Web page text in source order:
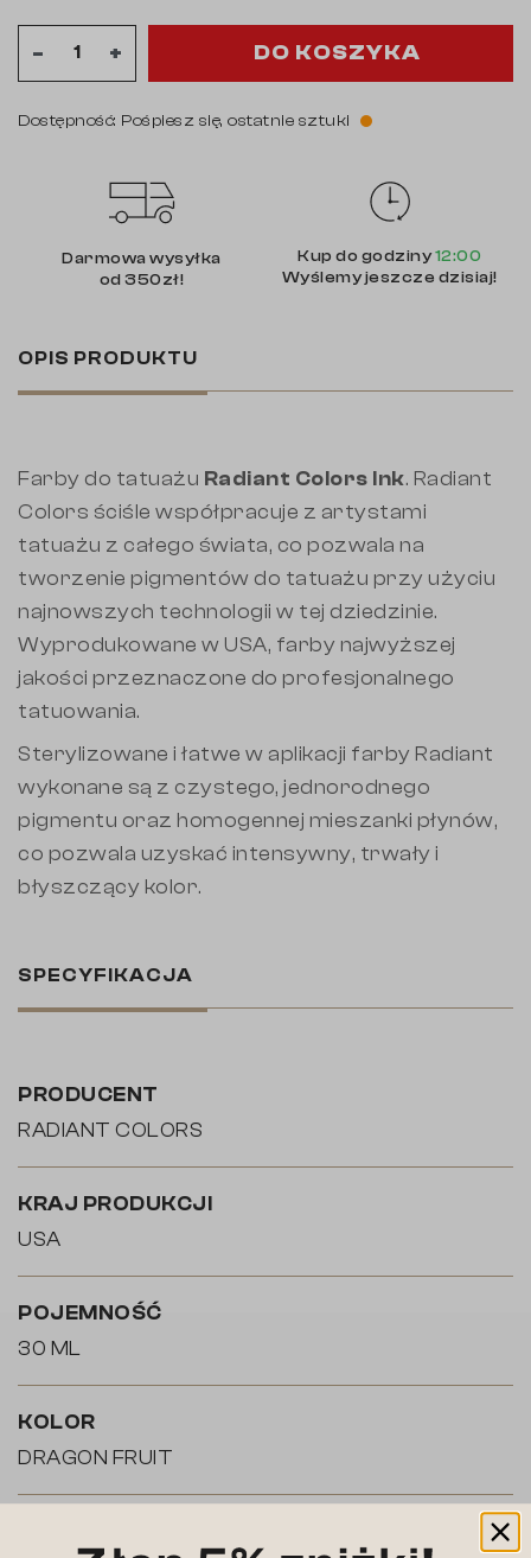
Dostępność: Pośpiesz się, ostatnie sztuki
- + DO KOSZYKA
Darmowa wysyłka
od 350zł!
Kup do godziny12:00
Wyślemy jeszcze dzisiaj!
OPIS PRODUKTU
Farby do tatuażu Radiant Colors Ink. Radiant
Colors ściśle współpracuje z artystami
tatuażu z całego świata, co pozwala na
tworzenie pigmentów do tatuażu przy użyciu
najnowszych technologii w tej dziedzinie.
Wyprodukowane w USA, farby najwyższej
jakości przeznaczone do profesjonalnego
tatuowania.
Sterylizowane i łatwe w aplikacji farby Radiant
wykonane są z czystego, jednorodnego
pigmentu oraz homogennej mieszanki płynów,
co pozwala uzyskać intensywny, trwały i
błyszczący kolor.
SPECYFIKACJA
PRODUCENT
RADIANT COLORS
KRAJ PRODUKCJI
USA
POJEMNOŚĆ
30 ML
KOLOR
DRAGON FRUIT